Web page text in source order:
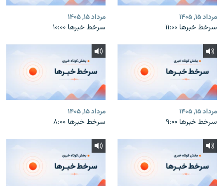
مرداد ۱۵, ۱۴۰۵
سرخط خبرها ۱۱:۰۰
مرداد ۱۵, ۱۴۰۵
سرخط خبرها ۱۰:۰۰
مرداد ۱۵, ۱۴۰۵
سرخط خبرها ۹:۰۰
مرداد ۱۵, ۱۴۰۵
سرخط خبرها ۸:۰۰